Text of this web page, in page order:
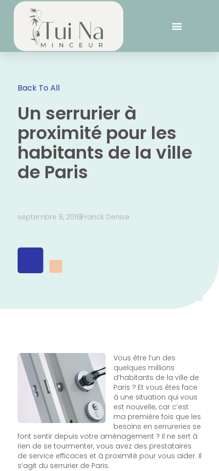
Back To All
Un serrurier à
proximité pour les
habitants de la ville
de Paris
septembre 8, 2016Franck Denise
Vous être l’un des
quelques millions
d’habitants de la ville de
Paris ? Et vous êtes face
à une situation qui vous
est nouvelle, car c’est
ma première fois que les
besoins en serrureries se
font sentir depuis votre aménagement ? Il ne sert à
rien de se tourmenter, vous avez des prestataires
de service efficaces et à proximité pour vous aider. Il
s’agit du serrurier de Paris.